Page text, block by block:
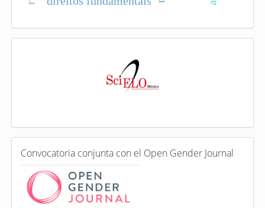
a
e
n
C
o
o
Convocatoria conjunta con el Open Gender Journal